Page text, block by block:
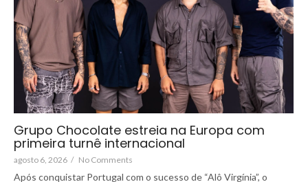
Grupo Chocolate estreia na Europa com
primeira turnê internacional
agosto 6, 2026 / No Comments
Após conquistar Portugal com o sucesso de “Alô Virgínia”, o